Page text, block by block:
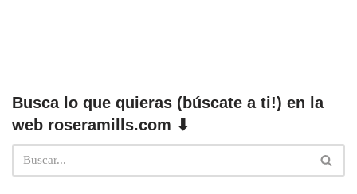
Busca lo que quieras (búscate a ti!) en la
web roseramills.com ⬇